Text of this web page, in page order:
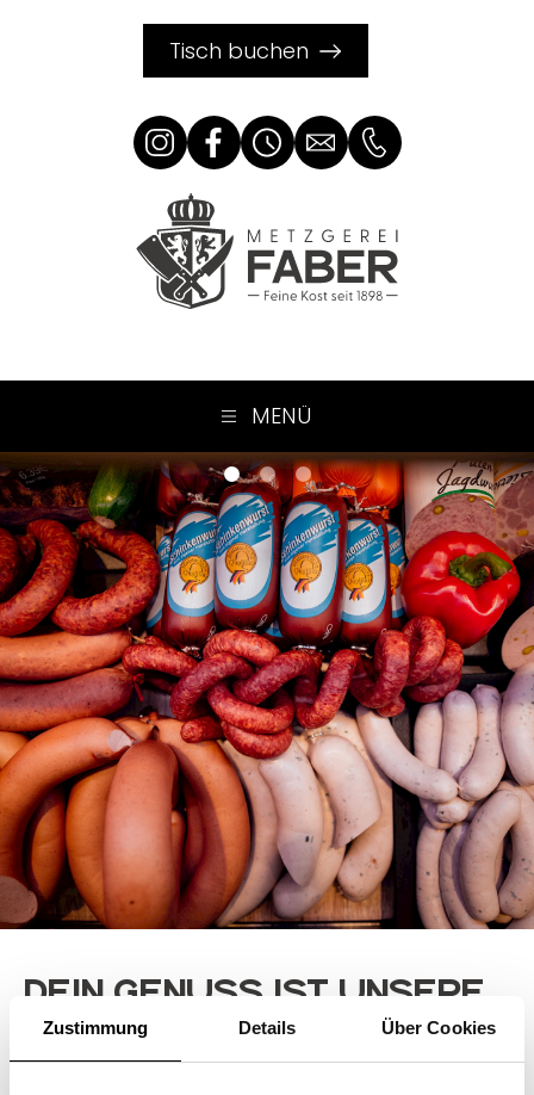
Zustimmung Details Über Cookies
Tisch buchen
MENÜ
Dein Genuss ist unsere
Mission